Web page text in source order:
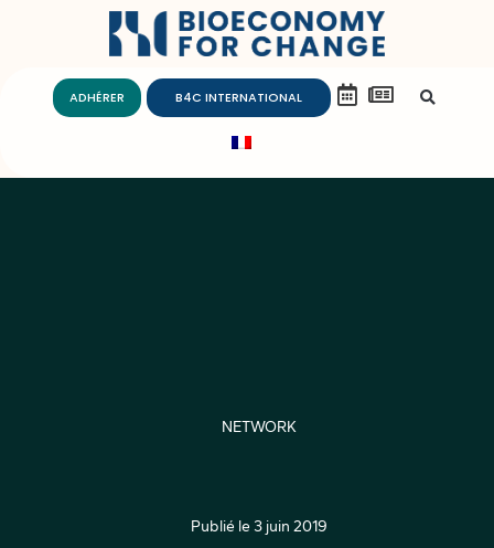
ADHÉRER B4C INTERNATIONAL
NETWORK
Publié le3 juin 2019